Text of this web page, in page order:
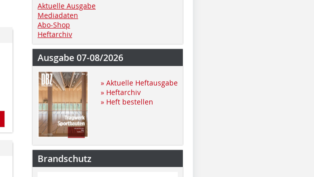
Aktuelle Ausgabe
Mediadaten
Abo-Shop
Heftarchiv
Ausgabe 07-08/2026
» Aktuelle Heftausgabe
» Heftarchiv
» Heft bestellen
Brandschutz